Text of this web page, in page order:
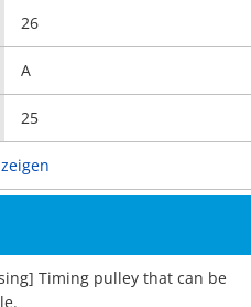
26
A
25
Timing pulley that can be